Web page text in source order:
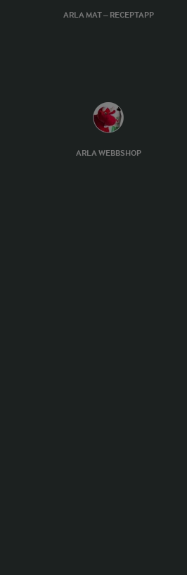
ARLA MAT – RECEPTAPP
ARLA WEBBSHOP